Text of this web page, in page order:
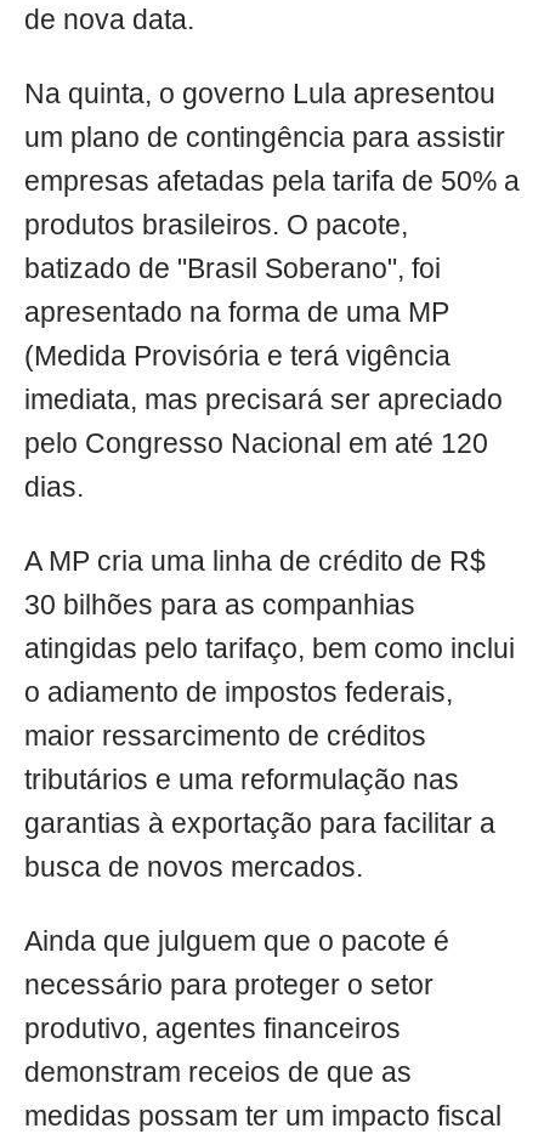
de nova data.
Na quinta, o governo Lula apresentou
um plano de contingência para assistir
empresas afetadas pela tarifa de 50% a
produtos brasileiros. O pacote,
batizado de "Brasil Soberano", foi
apresentado na forma de uma MP
(Medida Provisória e terá vigência
imediata, mas precisará ser apreciado
pelo Congresso Nacional em até 120
dias.
A MP cria uma linha de crédito de R$
30 bilhões para as companhias
atingidas pelo tarifaço, bem como inclui
o adiamento de impostos federais,
maior ressarcimento de créditos
tributários e uma reformulação nas
garantias à exportação para facilitar a
busca de novos mercados.
Ainda que julguem que o pacote é
necessário para proteger o setor
produtivo, agentes financeiros
demonstram receios de que as
medidas possam ter um impacto fiscal